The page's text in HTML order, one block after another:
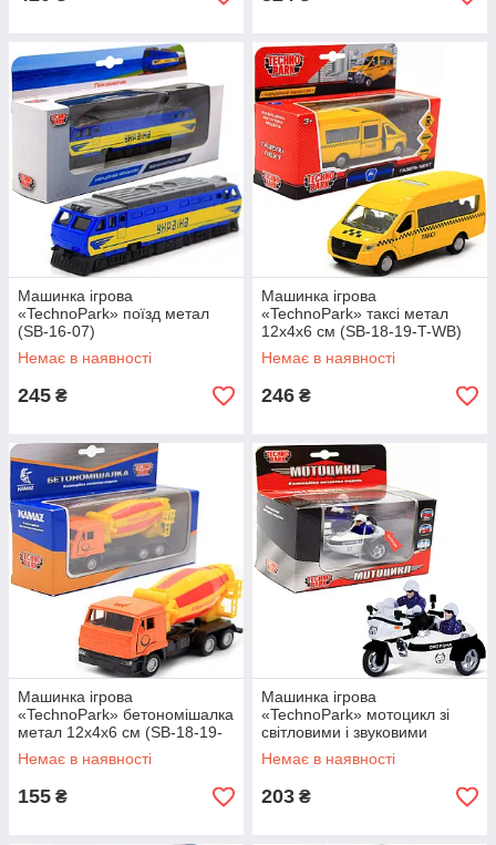
Машинка ігрова
«TechnoPark» поїзд метал
(SB-16-07)
Немає в наявності
245 ₴
Машинка ігрова
«TechnoPark» таксі метал
12х4х6 см (SB-18-19-T-WB)
Немає в наявності
246 ₴
Машинка ігрова
«TechnoPark» бетономішалка
метал 12х4х6 см (SB-18-19-
T-WB)
Немає в наявності
155 ₴
Машинка ігрова
«TechnoPark» мотоцикл зі
світловими і звуковими
ефектами (CT1247 / 2US)
Немає в наявності
203 ₴